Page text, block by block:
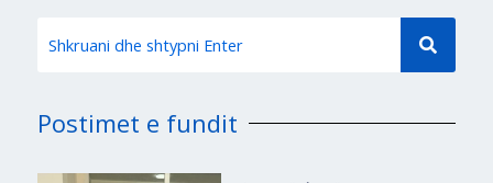
Postimet e fundit